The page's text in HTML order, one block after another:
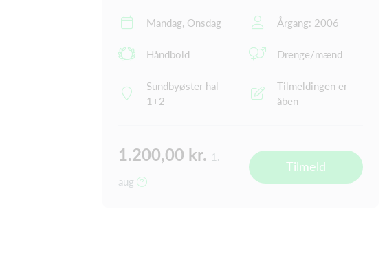
Mandag, Onsdag Årgang: 2006
Håndbold Drenge/mænd
Sundbyøster hal
1+2
Tilmeldingen er
åben
1.200,00 kr. 1.
aug
Tilmeld